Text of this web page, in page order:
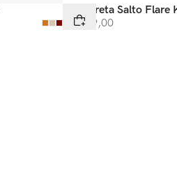
Bota Preta Salto Flare
R$ 559,00